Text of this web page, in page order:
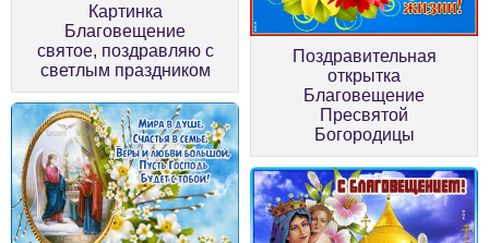
Картинка
Благовещение
святое, поздравляю с
светлым праздником
Поздравительная
открытка
Благовещение
Пресвятой
Богородицы